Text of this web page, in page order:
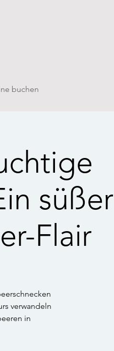
buchen
süßer
Flair
verwandeln
in